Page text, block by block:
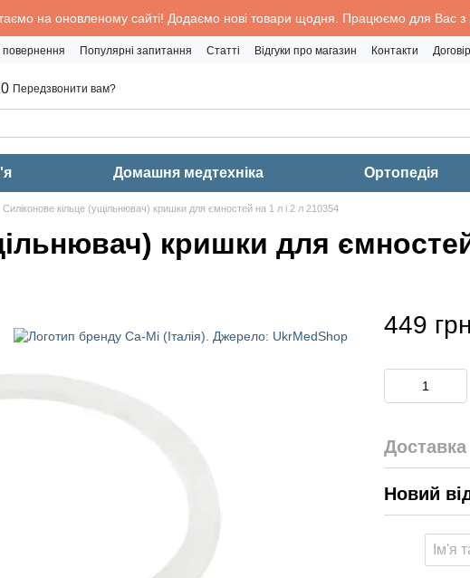
на оновленому сайті! Додаємо нові товари щодня. Працюємо для Вас з
повернення Популярні запитання Статті Відгуки про магазин Контакти
Передзвонити вам?
Домашня медтехніка Ортопедія
Силіконове кільце (ущільнювач) кришки для ємностей на 1 л і 2 л 210354
кришки для
449 грн
Доставка
Новий